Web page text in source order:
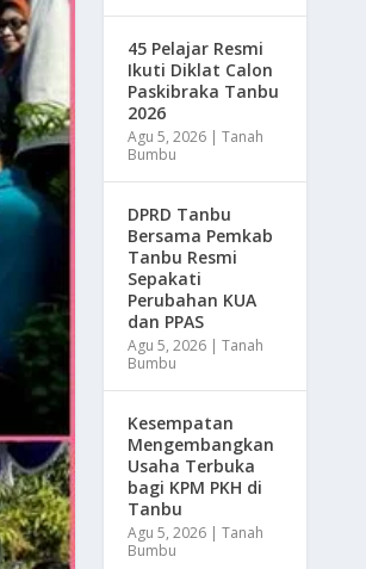
45 Pelajar Resmi
Ikuti Diklat Calon
Paskibraka Tanbu
2026
Agu 5, 2026| Tanah
Bumbu
DPRD Tanbu
Bersama Pemkab
Tanbu Resmi
Sepakati
Perubahan KUA
dan PPAS
Agu 5, 2026| Tanah
Bumbu
Kesempatan
Mengembangkan
Usaha Terbuka
bagi KPM PKH di
Tanbu
Agu 5, 2026| Tanah
Bumbu